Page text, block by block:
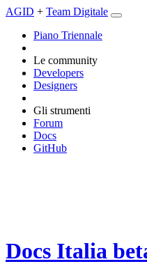
AGID + Team Digitale
Piano Triennale
Le community
Developers
Designers
Gli strumenti
Forum
Docs
GitHub
Docs Italia